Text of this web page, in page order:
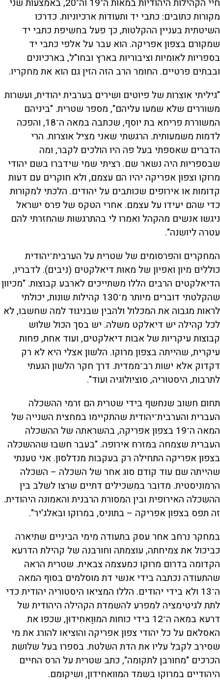
חיי הקהילות היהודיות במאות ה־19 וה־20, באמצעות שני
מקורות כתובים: כתבי יד ותעודות ארכיוניות. כדרכו
השיטתית בעניין ההקלטות, כך פעל בחשיפת כתבי יד
שמקורם בצפון אפריקה. הוא עבר על אלפי כתבי יד
בספריות לאומיות וציבוריות בארץ ובחו"ל, בארכיונים
ובבתים פרטיים. החומר הרב הזה הזין גם הוא את מחקריו.
"גיליתי אוצרות של פיוטים ושירים בערבית יהודית, ועשרות
משוררים שלא שמעו עליהם", מספר שטרית. "ביניהם
המשוררת פריחא בת יוסף, שכתבה במאה ה־18, והפכה
לדמות משמעותית. הרגשתי שאני מציל אוצרות. הרי
הדברים שאספתי בעל פה היו הולכים לקבר, ומה
שבספריות היה נשאר שם. רציתי שמי שידברו בשם יהודי
מרוקו וצפון אפריקה יהיו הם עצמם, ולא חוקרים עם דעות
קדומות או אירופים שכותבים על יהודים. הלכתי למקורות
כדי שהם יעידו על עצמם. אחרי הטקס של פרס ישראל
ניגשו אנשים מהקהל ואמרו לי בהתרגשות שהחזרתי להם
עטרה ליושנה".
המחקרים והפרסומים של שטרית על הערבית־יהודית
כוללים מיון ואפיון של מאות דיאלקטים (ניבים). לדבריו,
הדיאלקטים הרבים הללו משתייכים לארבע קבוצות. "מכיוון
שהקלטתי דוברים מיותר מ־130 קהילות שונות, יכולתי
לראות מגבוה את המכלול ולהבין שבניגוד למה שחשבו, לא
לכל קהילה יש דיאלקט משלה. יש בסך הכול שלוש
קבוצות עיקריות של אבות דיאלקטים, ועוד אחת, פחות
עיקרית, שהייתה בצפון מרוקו. הלשון אצלי היא לא רק
דקדוק אלא ישות רב־ממדית. דרך חקר הלשון הגעתי
לתרבות, היסטוריה, סוציולוגיה ועוד".
תחום חשוב שנחשף בידי שטרית הם זרמי ההשכלה
העברית והערבית־יהודית שהתקיימו במחצית השנייה של
המאה ה־19 בצפון אפריקה, בהשראתה של ההשכלה
העברית שצמחה במזרח אירופה. "בעבר חשבו שההשכלה
בצפון אפריקה התחילה רק בעקבות מנדלסון. אני טענתי
שהייתה שם עוד קודם סוג אחר של השכלה – השכלה
הרמוניסטית. מדובר במשכילים דתיים שרצו לשלב בין
ההשכלה האירופית ובין המסורת הרבנית והאמונה היהודית.
זה תפס בצפון אפריקה – בתוניס, במרוקו ובאלג'יר".
במחקר נרחב אחר עסק בתעודה מימי הביניים שתיארה
כביכול את צמיחתה, עוצמתה וחורבנה של קהילת הדרעא
הקדומה בדרום מרוקו כמעצמה צבאית. שטרית הראה
שהתעודה נכתבה בידי אנשי דת מוסלמים בסוף המאה
ה־13 ולא בידי יהודים. הללו המציאו היסטוריה יהודית כדי
לתת לגיטימציה למפרע להשמדת הקהילה היהודית של
דרעא במאה ה־12 בידי כוחות המוּוַאחִידוּן, שכפו את
האסלאם על כל יהודי צפון אפריקה והוציאו להורג את מי
שסירב לקבל עליו את הדת השלטת. בספרו בעל שלושת
הכרכים "מחורבן לתקומה", כתב שטרית על הרס החיים
היהודיים במרוקו בשמד המוואחידון, ושיקומם.